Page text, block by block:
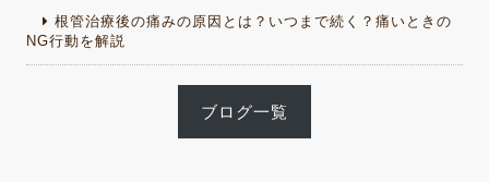
根管治療後の痛みの原因とは？いつまで続く？痛いときの
NG行動を解説
ブログ一覧